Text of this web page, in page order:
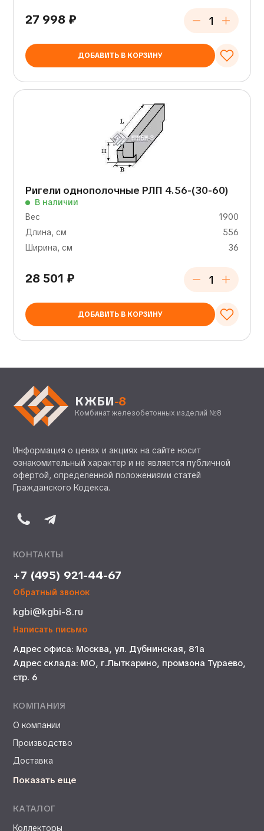
27 998 ₽
ДОБАВИТЬ В КОРЗИНУ
Ригели однополочные РЛП 4.56-(30-60)
В наличии
Вес
1900
Длина, см
556
Ширина, см
36
28 501 ₽
ДОБАВИТЬ В КОРЗИНУ
КЖБИ-8
Комбинат железобетонных изделий №8
Информация о ценах и акциях на сайте носит
ознакомительный характер и не является публичной
офертой, определенной положениями статей
Гражданского Кодекса.
КОНТАКТЫ
+7 (495) 921-44-67
Обратный звонок
kgbi@kgbi-8.ru
Написать письмо
Адрес офиса: Москва, ул. Дубнинская, 81а
Адрес склада: МО, г.Лыткарино, промзона Тураево,
стр. 6
КОМПАНИЯ
О компании
Производство
Доставка
Показать еще
КАТАЛОГ
Коллекторы